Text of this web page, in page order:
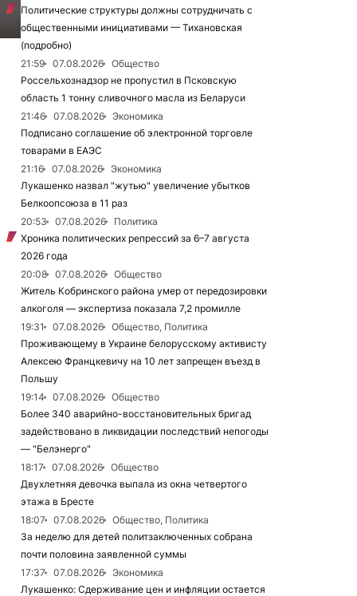
Политические структуры должны сотрудничать с
общественными инициативами — Тихановская
(подробно)
21:59
07.08.2026
Общество
Россельхознадзор не пропустил в Псковскую
область 1 тонну сливочного масла из Беларуси
21:46
07.08.2026
Экономика
Подписано соглашение об электронной торговле
товарами в ЕАЭС
21:16
07.08.2026
Экономика
Лукашенко назвал "жутью" увеличение убытков
Белкоопсоюза в 11 раз
20:53
07.08.2026
Политика
Хроника политических репрессий за 6–7 августа
2026 года
20:08
07.08.2026
Общество
Житель Кобринского района умер от передозировки
алкоголя — экспертиза показала 7,2 промилле
19:31
07.08.2026
Общество, Политика
Проживающему в Украине белорусскому активисту
Алексею Францкевичу на 10 лет запрещен въезд в
Польшу
19:14
07.08.2026
Общество
Более 340 аварийно-восстановительных бригад
задействовано в ликвидации последствий непогоды
— "Белэнерго"
18:17
07.08.2026
Общество
Двухлетняя девочка выпала из окна четвертого
этажа в Бресте
18:07
07.08.2026
Общество, Политика
За неделю для детей политзаключенных собрана
почти половина заявленной суммы
17:37
07.08.2026
Экономика
Лукашенко: Сдерживание цен и инфляции остается